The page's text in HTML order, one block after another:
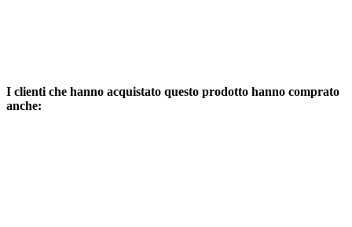
I clienti che hanno acquistato questo prodotto hanno comprato
anche: